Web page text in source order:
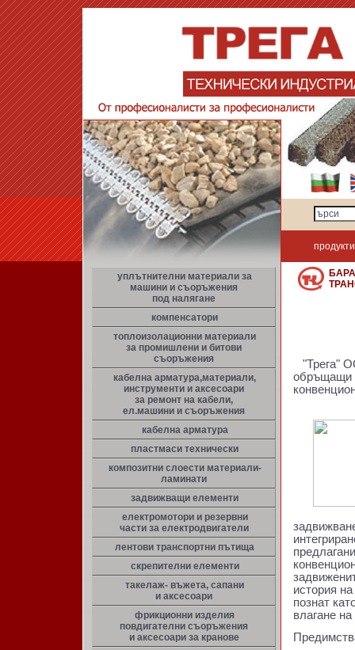
продукти
уплътнителни материали за
машини и съоръжения
под налягане
компенсатори
топлоизолационни материали
за промишлени и битови
съоръжения
кабелна арматура,материали,
инструменти и аксесоари
за ремонт на кабели,
ел.машини и съоръжения
кабелна арматура
пластмаси технически
композитни слоести материали-
ламинати
задвижващи елементи
електромотори и резервни
части за електродвигатели
лентови транспортни пътища
скрепителни елементи
такелаж- въжета, сапани
и аксесоари
фрикционни изделия
повдигателни съоръжения
и аксесоари за кранове
"Трега"
обръщащи
история
познат
влагане